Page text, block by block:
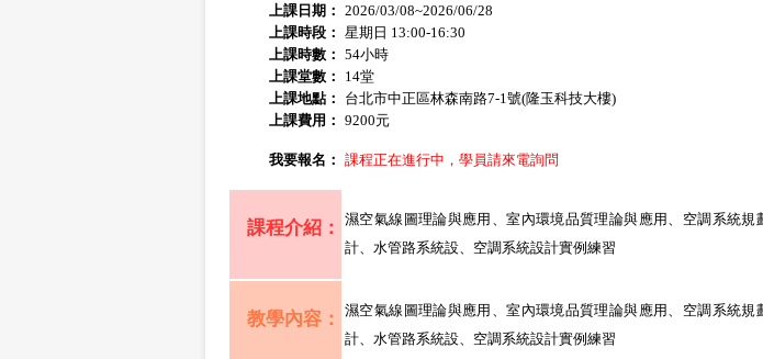
上課日期： 2026/03/08~2026/06/28
上課時段： 星期日 13:00-16:30
上課時數： 54小時
上課堂數：
14堂
上課地點：
台北市中正區林森南路7-1號(隆玉科技大樓)
上課費用： 9200元
我要報名： 課程正在進行中，學員請來電詢問
課程介紹：
濕空氣線圖理論與應用、室內環境品質理論與應用、空調系統
計、水管路系統設、空調系統設計實例練習
教學內容：
濕空氣線圖理論與應用、室內環境品質理論與應用、空調系統
計、水管路系統設、空調系統設計實例練習